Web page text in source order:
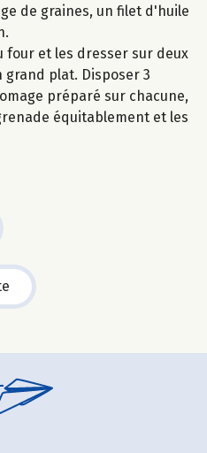
de graines, un filet d'huile
four et les dresser sur deux
grand plat. Disposer 3
préparé sur chacune,
équitablement et les